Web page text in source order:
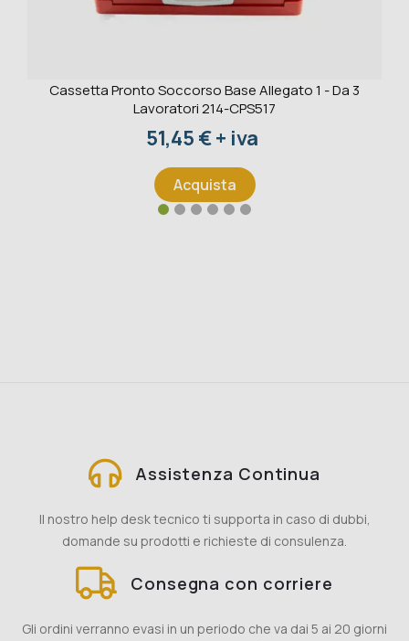
Cassetta Pronto Soccorso Base Allegato 1 - Da 3
Lavoratori 214-CPS517
Prezzo
51,45 € + iva
Acquista
Assistenza Continua
Il nostro help desk tecnico ti supporta in caso di dubbi,
domande su prodotti e richieste di consulenza.
Consegna con corriere
Gli ordini verranno evasi in un periodo che va dai 5 ai 20 giorni